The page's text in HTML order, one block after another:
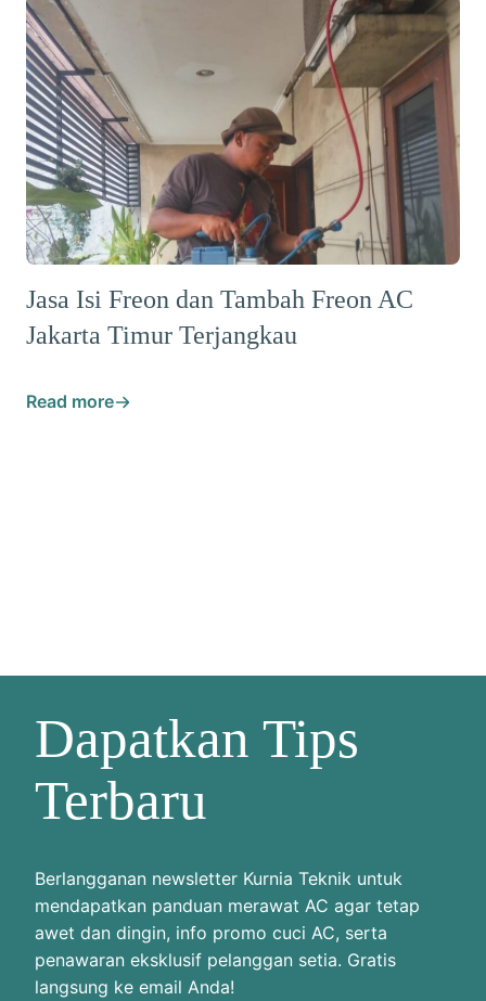
Jasa Isi Freon dan Tambah Freon AC
Jakarta Timur Terjangkau
Read more
Dapatkan Tips
Terbaru
Berlangganan newsletter Kurnia Teknik untuk
mendapatkan panduan merawat AC agar tetap
awet dan dingin, info promo cuci AC, serta
penawaran eksklusif pelanggan setia. Gratis
langsung ke email Anda!